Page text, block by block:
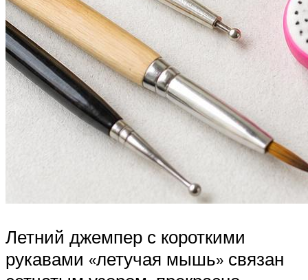
Летний джемпер с короткими
рукавами «летучая мышь» связан